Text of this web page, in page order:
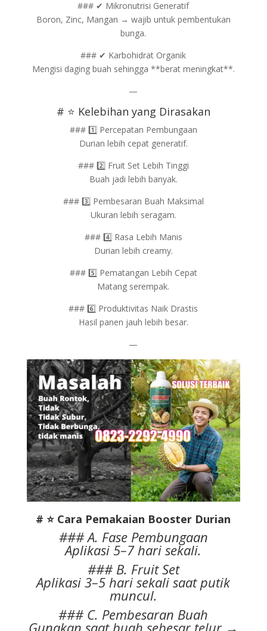
### ✔ Mikronutrisi Generatif
Boron, Zinc, Mangan → wajib untuk pembentukan
bunga.
### ✔ Karbohidrat Organik
Mengisi daging buah sehingga **berat meningkat**.
—
# ⭐ Kelebihan yang Dirasakan
### 1️⃣ Percepatan Pembungaan
Durian lebih cepat generatif.
### 2️⃣ Fruit Set Lebih Tinggi
Buah jadi lebih banyak.
### 3️⃣ Pembesaran Buah Maksimal
Ukuran lebih seragam.
### 4️⃣ Rasa Lebih Manis
Durian lebih creamy.
### 5️⃣ Pematangan Lebih Cepat
Matang serempak.
### 6️⃣ Produktivitas Naik Drastis
Hasil panen jauh lebih besar.
—
# ⭐ Cara Pemakaian Booster Durian
### A. Fase Pembungaan
Aplikasi 5–7 hari sekali.
### B. Fruit Set
Aplikasi 3–5 hari sekali saat putik
muncul.
### C. Pembesaran Buah
Gunakan saat buah sebesar telur →